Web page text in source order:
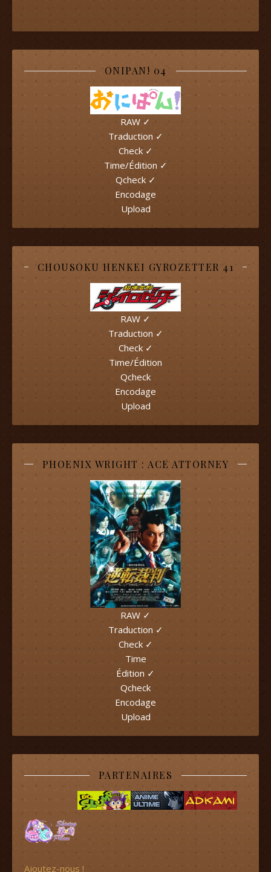
ONIPAN! 04
RAW ✓
Traduction ✓
Check ✓
Time/Édition ✓
Qcheck ✓
Encodage
Upload
CHOUSOKU HENKEI GYROZETTER 41
RAW ✓
Traduction ✓
Check ✓
Time/Édition
Qcheck
Encodage
Upload
PHOENIX WRIGHT : ACE ATTORNEY
RAW ✓
Traduction ✓
Check ✓
Time
Édition ✓
Qcheck
Encodage
Upload
PARTENAIRES
Ajoutez-nous !